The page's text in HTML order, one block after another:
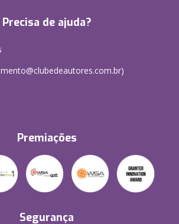
Precisa de ajuda?
Premiações
Segurança